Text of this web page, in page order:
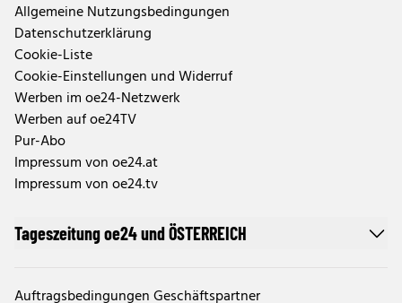
Allgemeine Nutzungsbedingungen
Datenschutzerklärung
Cookie-Liste
Cookie-Einstellungen und Widerruf
Werben im oe24-Netzwerk
Werben auf oe24TV
Pur-Abo
Impressum von oe24.at
Impressum von oe24.tv
Tageszeitung oe24 und ÖSTERREICH
Auftragsbedingungen Geschäftspartner